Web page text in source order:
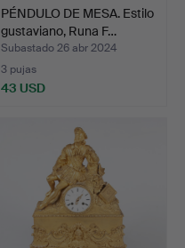
PÉNDULO DE MESA. Estilo
gustaviano, Runa F…
Subastado 26 abr 2024
3 pujas
43 USD